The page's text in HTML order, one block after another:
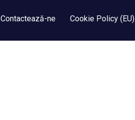
Contactează-ne Cookie Policy (EU)